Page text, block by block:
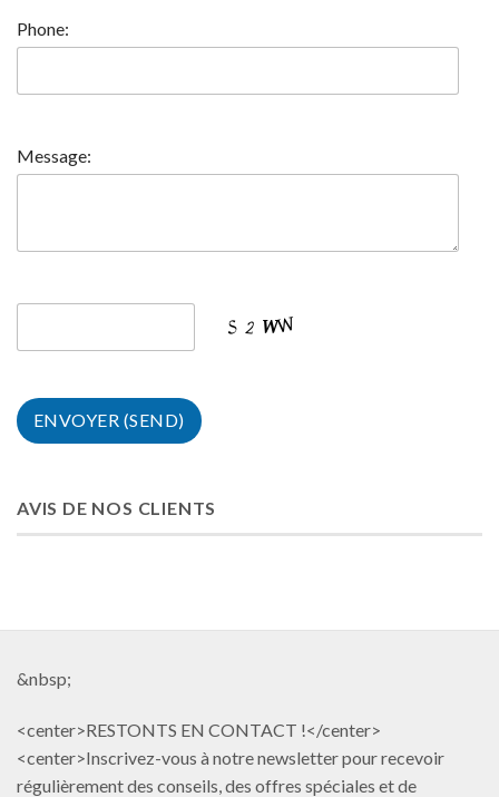
Phone:
Message:
AVIS DE NOS CLIENTS
&nbsp;
<center>RESTONTS EN CONTACT !</center>
<center>Inscrivez-vous à notre newsletter pour recevoir
régulièrement des conseils, des offres spéciales et de